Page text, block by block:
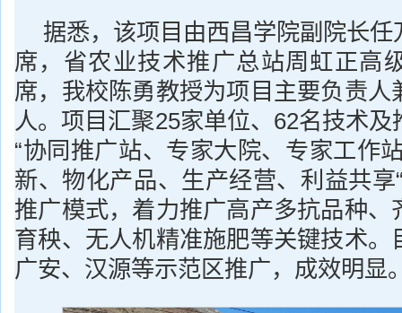
据悉，该项目由西昌学院副院长
席，省农业技术推广总站周虹正高
席，我校陈勇教授为项目主要负责人
人。项目汇聚25家单位、62名技术
“协同推广站、专家大院、专家工作
新、物化产品、生产经营、利益共享
推广模式，着力推广高产多抗品种、
育秧、无人机精准施肥等关键技术。
广安、汉源等示范区推广，成效明显